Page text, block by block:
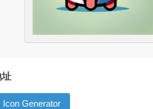
址
Icon Generator